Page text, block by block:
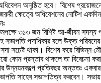
অনুষ্ঠিত হবে। বিশেষ
ক্ষেত্রে অধিবেশনের নোটিশ
৩১৩ জন বিশিষ্ট আ-জীবন
সভাপতি পদাধিকার বলে উক্ত
সচেষ্ট থাকা। বিশেষ করে
কোন প্রস্তাব থাকলে তা বিবেচনা
উন্নয়নকল্পে প্রতিবছর অন্ততঃ
সাহেব সভাপতিত্ব করবেন।